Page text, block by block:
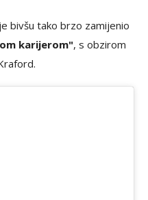
bivšu tako brzo zamijenio
karijerom", s obzirom